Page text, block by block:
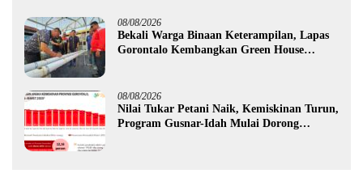
08/08/2026
Bekali Warga Binaan Keterampilan, Lapas
Gorontalo Kembangkan Green House
08/08/2026
Nilai Tukar Petani Naik, Kemiskinan Turun,
Program Gusnar-Idah Mulai Dorong